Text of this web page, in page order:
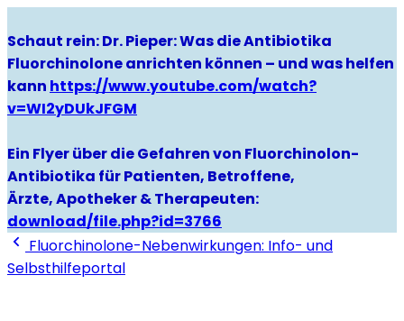
Schaut rein: Dr. Pieper: Was die Antibiotika
Fluorchinolone anrichten können – und was helfen
kann https://www.youtube.com/watch?
v=WI2yDUkJFGM
Ein Flyer über die Gefahren von Fluorchinolon-
Antibiotika für Patienten, Betroffene,
Ärzte, Apotheker & Therapeuten:
download/file.php?id=3766
Fluorchinolone-Nebenwirkungen: Info- und
Selbsthilfeportal